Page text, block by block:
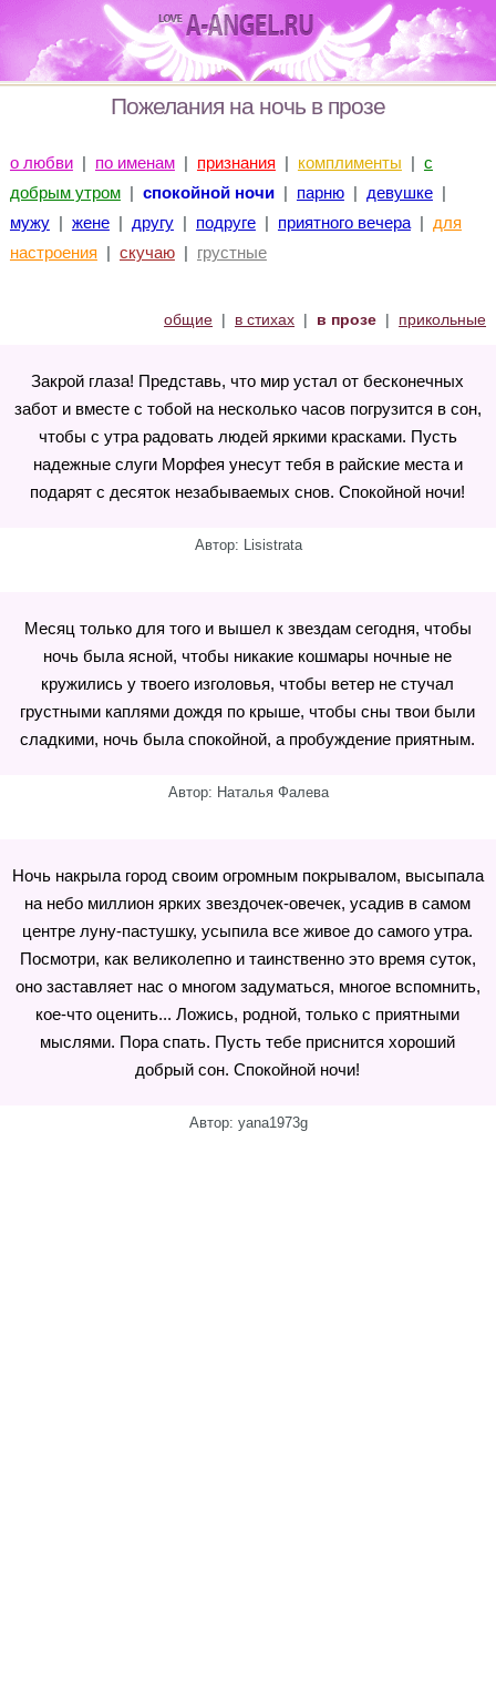
Пожелания на ночь в прозе
о любви| по именам| признания | комплименты | с
добрым утром| спокойной ночи| парню| девушке|
мужу| жене| другу| подруге| приятного вечера| для
настроения | скучаю| грустные
общие | в стихах | в прозе | прикольные
Закрой глаза! Представь, что мир устал от бесконечных
забот и вместе с тобой на несколько часов погрузится в сон,
чтобы с утра радовать людей яркими красками. Пусть
надежные слуги Морфея унесут тебя в райские места и
подарят с десяток незабываемых снов. Спокойной ночи!
Автор: Lisistrata
Месяц только для того и вышел к звездам сегодня, чтобы
ночь была ясной, чтобы никакие кошмары ночные не
кружились у твоего изголовья, чтобы ветер не стучал
грустными каплями дождя по крыше, чтобы сны твои были
сладкими, ночь была спокойной, а пробуждение приятным.
Автор: Наталья Фалева
Ночь накрыла город своим огромным покрывалом, высыпала
на небо миллион ярких звездочек-овечек, усадив в самом
центре луну-пастушку, усыпила все живое до самого утра.
Посмотри, как великолепно и таинственно это время суток,
оно заставляет нас о многом задуматься, многое вспомнить,
кое-что оценить... Ложись, родной, только с приятными
мыслями. Пора спать. Пусть тебе приснится хороший
добрый сон. Спокойной ночи!
Автор: yana1973g